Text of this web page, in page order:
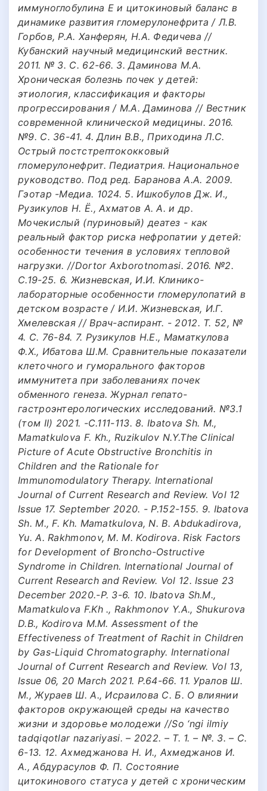
иммуноглобулина Е и цитокиновый баланс в
динамике развития гломерулонефрита / Л.В.
Горбов, P.A. Ханферян, H.A. Федичева //
Кубанский научный медицинский вестник.
2011. № 3. С. 62-66. 3. Даминова М.А.
Хроническая болезнь почек у детей:
этиология, классификация и факторы
прогрессирования / М.А. Даминова // Вестник
современной клинической медицины. 2016.
№9. С. 36-41. 4. Длин В.В., Приходина Л.С.
Острый постстрептококковый
гломерулонефрит. Педиатрия. Национальное
руководство. Под ред. Баранова А.А. 2009.
Гэотар -Медиа. 1024. 5. Ишкобулов Дж. И.,
Рузикулов Н. Ё., Ахматов А. А. и др.
Мочекислый (пуриновый) деатез - как
реальный фактор риска нефропатии у детей:
особенности течения в условиях тепловой
нагрузки. //Dortor Axborotnomasi. 2016. №2.
С.19-25. 6. Жизневская, И.И. Клинико-
лабораторные особенности гломерулопатий в
детском возрасте / И.И. Жизневская, И.Г.
Хмелевская // Врач-аспирант. - 2012. Т. 52, №
4. С. 76-84. 7. Рузикулов Н.Е., Маматкулова
Ф.Х., Ибатова Ш.М. Cравнительные показатели
клеточного и гуморального факторов
иммунитета при заболеваниях почек
обменного генеза. Журнал гепато-
гастроэнтерологических исследований. №3.1
(том II) 2021. -С.111-113. 8. Ibatova Sh. M.,
Mamatkulova F. Kh., Ruzikulov N.Y.The Clinical
Picture of Acute Obstructive Bronchitis in
Children and the Rationale for
Immunomodulatory Therapy. International
Journal of Current Research and Review. Vol 12
Issue 17. September 2020. - P.152-155. 9. Ibatova
Sh. M., F. Kh. Mamatkulova, N. B. Abdukadirova,
Yu. A. Rakhmonov, M. M. Kodirova. Risk Factors
for Development of Broncho-Ostructive
Syndrome in Children. International Journal of
Current Research and Review. Vol 12. Issue 23
December 2020.-P. 3-6. 10. Ibatova Sh.M.,
Mamatkulova F.Kh ., Rakhmonov Y.A., Shukurova
D.B., Kodirova M.M. Assessment of the
Effectiveness of Treatment of Rachit in Children
by Gas-Liquid Chromatography. International
Journal of Current Research and Review. Vol 13,
Issue 06, 20 March 2021. P.64-66. 11. Уралов Ш.
М., Жураев Ш. А., Исраилова С. Б. О влиянии
факторов окружающей среды на качество
жизни и здоровье молодежи //So ‘ngi ilmiy
tadqiqotlar nazariyasi. – 2022. – Т. 1. – №. 3. – С.
6-13. 12. Ахмеджанова Н. И., Ахмеджанов И.
А., Абдурасулов Ф. П. Состояние
цитокинового статуса у детей с хроническим